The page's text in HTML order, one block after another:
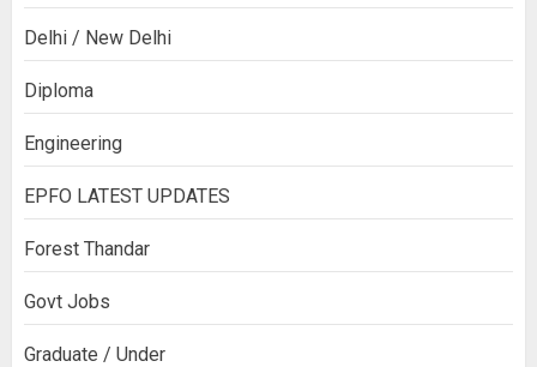
Delhi / New Delhi
Diploma
Engineering
EPFO LATEST UPDATES
Forest Thandar
Govt Jobs
Graduate / Under